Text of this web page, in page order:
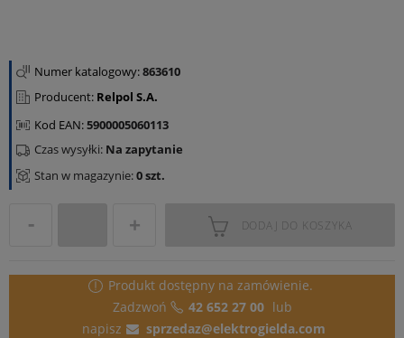
Numer katalogowy:863610
Producent: Relpol S.A.
Kod EAN:5900005060113
Stan w magazynie:0 szt.
Czas wysyłki: Na zapytanie
DODAJ DO KOSZYKA
Produkt dostępny na zamówienie.
Zadzwoń
42 652 27 00 lub
napisz
sprzedaz@elektrogielda.com